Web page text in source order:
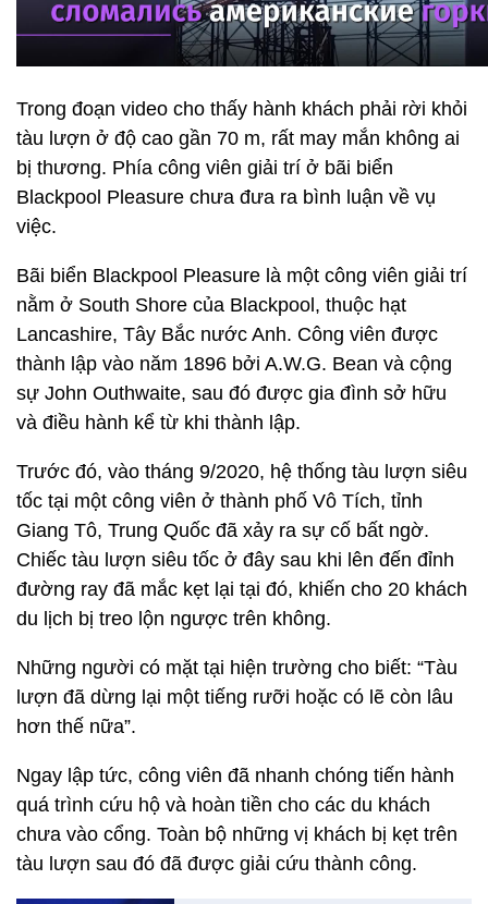
Trong đoạn video cho thấy hành khách phải rời khỏi
tàu lượn ở độ cao gần 70 m, rất may mắn không ai
bị thương. Phía công viên giải trí ở bãi biển
Blackpool Pleasure chưa đưa ra bình luận về vụ
việc.
Bãi biển Blackpool Pleasure là một công viên giải trí
nằm ở South Shore của Blackpool, thuộc hạt
Lancashire, Tây Bắc nước Anh. Công viên được
thành lập vào năm 1896 bởi A.W.G. Bean và cộng
sự John Outhwaite, sau đó được gia đình sở hữu
và điều hành kể từ khi thành lập.
Trước đó, vào tháng 9/2020, hệ thống tàu lượn siêu
tốc tại một công viên ở thành phố Vô Tích, tỉnh
Giang Tô, Trung Quốc đã xảy ra sự cố bất ngờ.
Chiếc tàu lượn siêu tốc ở đây sau khi lên đến đỉnh
đường ray đã mắc kẹt lại tại đó, khiến cho 20 khách
du lịch bị treo lộn ngược trên không.
Những người có mặt tại hiện trường cho biết: “Tàu
lượn đã dừng lại một tiếng rưỡi hoặc có lẽ còn lâu
hơn thế nữa”.
Ngay lập tức, công viên đã nhanh chóng tiến hành
quá trình cứu hộ và hoàn tiền cho các du khách
chưa vào cổng. Toàn bộ những vị khách bị kẹt trên
tàu lượn sau đó đã được giải cứu thành công.